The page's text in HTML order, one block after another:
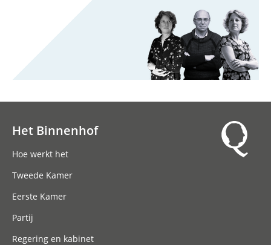
Het Binnenhof
Hoe werkt het
Tweede Kamer
Eerste Kamer
Partij
Regering en kabinet